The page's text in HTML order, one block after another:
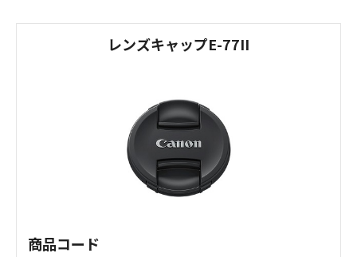
レンズキャップE-77II
商品コード